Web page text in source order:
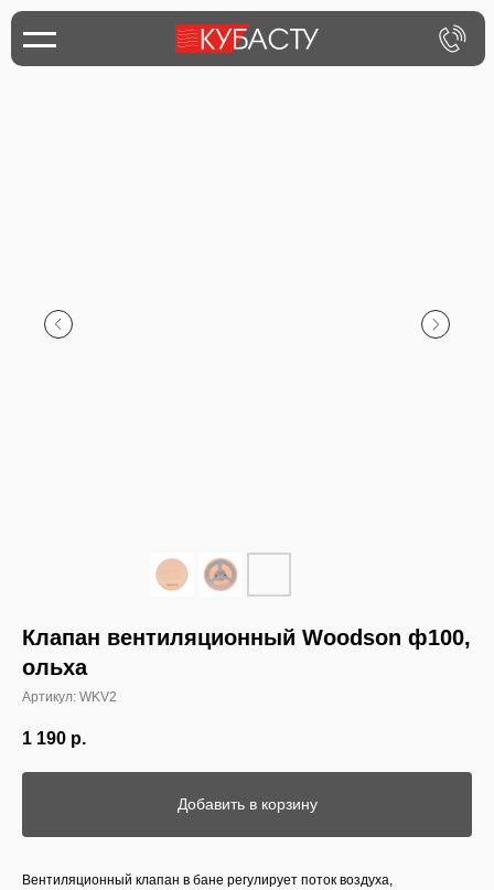
Клапан вентиляционный Woodson ф100,
ольха
Артикул: WKV2
1 190 р.
Добавить в корзину
Вентиляционный клапан в бане регулирует поток воздуха,